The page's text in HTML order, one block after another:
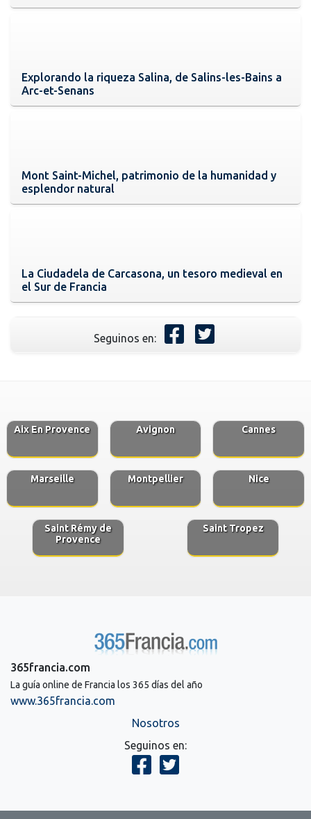
Explorando la riqueza Salina, de Salins-les-Bains a
Arc-et-Senans
Mont Saint-Michel, patrimonio de la humanidad y
esplendor natural
La Ciudadela de Carcasona, un tesoro medieval en
el Sur de Francia
Seguinos en:
Aix En Provence Avignon Cannes
Marseille Montpellier Nice
Saint Rémy de
Provence
Saint Tropez
365francia.com
La guía online de Francia los 365 días del año
www.365francia.com
Nosotros
Seguinos en: